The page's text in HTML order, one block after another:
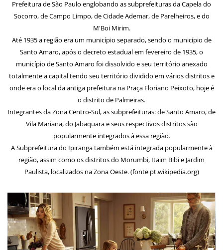
Prefeitura de São Paulo englobando as subprefeituras da Capela do
Socorro, de Campo Limpo, de Cidade Ademar, de Parelheiros, e do
M'Boi Mirim.
Até 1935 a região era um município separado, sendo o município de
Santo Amaro, após o decreto estadual em fevereiro de 1935, o
município de Santo Amaro foi dissolvido e seu território anexado
totalmente a capital tendo seu território dividido em vários distritos e
onde era o local da antiga prefeitura na Praça Floriano Peixoto, hoje é
o distrito de Palmeiras.
Integrantes da Zona Centro-Sul, as subprefeituras: de Santo Amaro, de
Vila Mariana, do Jabaquara e seus respectivos distritos são
popularmente integrados à essa região.
A Subprefeitura do Ipiranga também está integrada popularmente à
região, assim como os distritos do Morumbi, Itaim Bibi e Jardim
Paulista, localizados na Zona Oeste. (fonte pt.wikipedia.org)